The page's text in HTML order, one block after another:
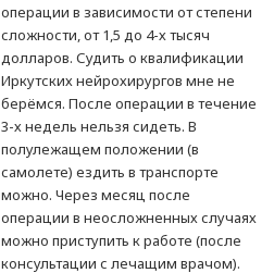
операции в зависимости от степени
сложности, от 1,5 до 4-х тысяч
долларов. Судить о квалификации
Иркутских нейрохирургов мне не
берёмся. После операции в течение
3-х недель нельзя сидеть. В
полулежащем положении (в
самолете) ездить в транспорте
можно. Через месяц после
операции в неосложненных случаях
можно приступить к работе (после
консультации с лечащим врачом).